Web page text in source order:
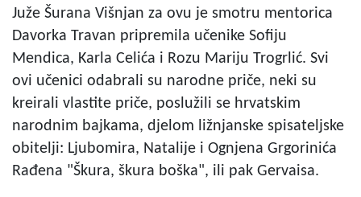
Juže Šurana Višnjan za ovu je smotru mentorica
Davorka Travan pripremila učenike Sofiju
Mendica, Karla Celića i Rozu Mariju Trogrlić. Svi
ovi učenici odabrali su narodne priče, neki su
kreirali vlastite priče, poslužili se hrvatskim
narodnim bajkama, djelom ližnjanske spisateljske
obitelji: Ljubomira, Natalije i Ognjena Grgorinića
Rađena "Škura, škura boška", ili pak Gervaisa.